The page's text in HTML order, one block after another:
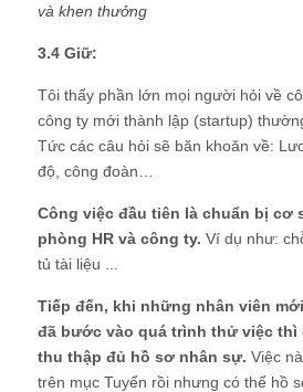
và khen thưởng
3.4 Giữ:
Tôi thấy phần lớn mọi người hỏi về
công ty mới thành lập (startup)
Tức các câu hỏi sẽ băn khoăn về:
độ, công đoàn…
Công việc đầu tiên là chuẩn bị cơ
phòng HR và công ty. Ví dụ như:
tủ tài liệu ...
Tiếp đến, khi những nhân viên
đã bước vào quá trình thử việc thì
thu thập đủ hồ sơ nhân sự. Việc
trên mục Tuyển rồi nhưng có thể hồ